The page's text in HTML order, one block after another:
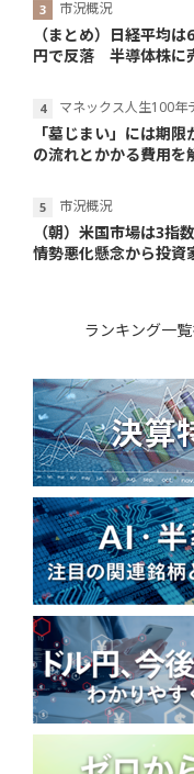
市況概況
（まとめ）日経平均
円で反落 半導体株に
マネックス人生100年
「墓じまい」には期
の流れとかかる費用を
市況概況
（朝）米国市場は3
情勢悪化懸念から投資
ランキング一